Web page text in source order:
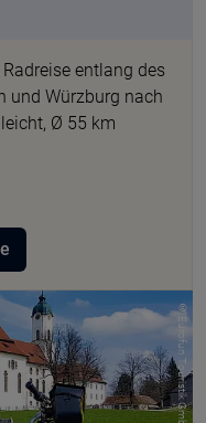
entlang des
und Würzburg nach
Ø 55 km
© Eurofun Touristik GmbH